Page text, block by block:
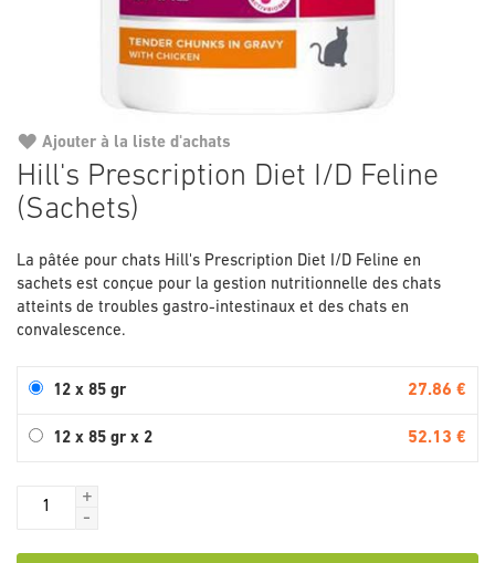
Hill's Prescription Diet I/D Feline
(Sachets)
La pâtée pour chats Hill's Prescription Diet I/D Feline en
sachets est conçue pour la gestion nutritionnelle des chats
atteints de troubles gastro-intestinaux et des chats en
convalescence.
12 x 85 gr 27.86 €
12 x 85 gr x 2 52.13 €
+
-
Ajouter à la liste d'achats
au
Galerie
d’images